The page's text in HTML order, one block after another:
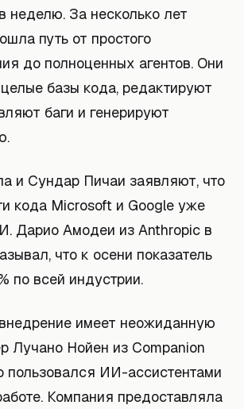
неделю. За несколько лет
путь от простого
до полноценных агентов. Они
базы кода, редактируют
баги и генерируют
и Сундар Пичаи заявляют, что
кода Microsoft и Google уже
Дарио Амодеи из Anthropic в
что к осени показатель
по всей индустрии.
имеет неожиданную
Лучано Нойен из Companion
пользовался ИИ-ассистентами
Компания предоставляла